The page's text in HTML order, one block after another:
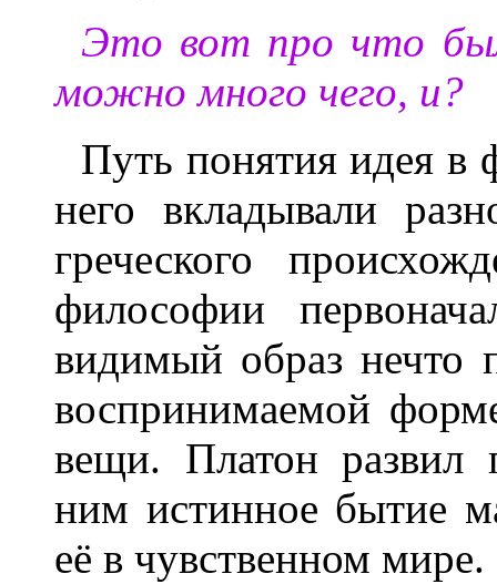
Это вот про что
можно много чего, и?
Путь понятия идея в
него вкладывали
греческого
философии
видимый образ нечто
воспринимаемой
вещи. Платон развил
ним истинное бытие
её в чувственном мире.